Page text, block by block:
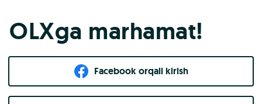
OLXga marhamat!
Facebook orqali kirish​